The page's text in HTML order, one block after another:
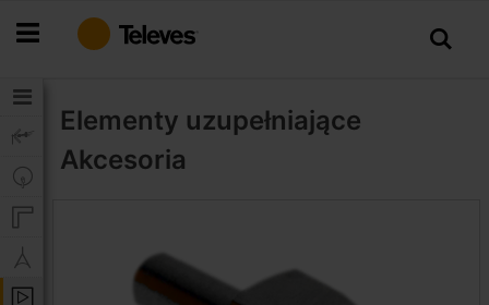
do
Elementy uzupełniające
Akcesoria